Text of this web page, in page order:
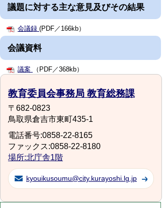
議題に対する主な意見及びその結果
会議録 (PDF／166kb）
会議資料
議案 （PDF／368kb）
教育委員会事務局 教育総務課
〒682-0823
鳥取県倉吉市東町435-1
電話番号:0858-22-8165
ファックス:0858-22-8180
場所:北庁舎1階
kyouikusoumu@city.kurayoshi.lg.jp